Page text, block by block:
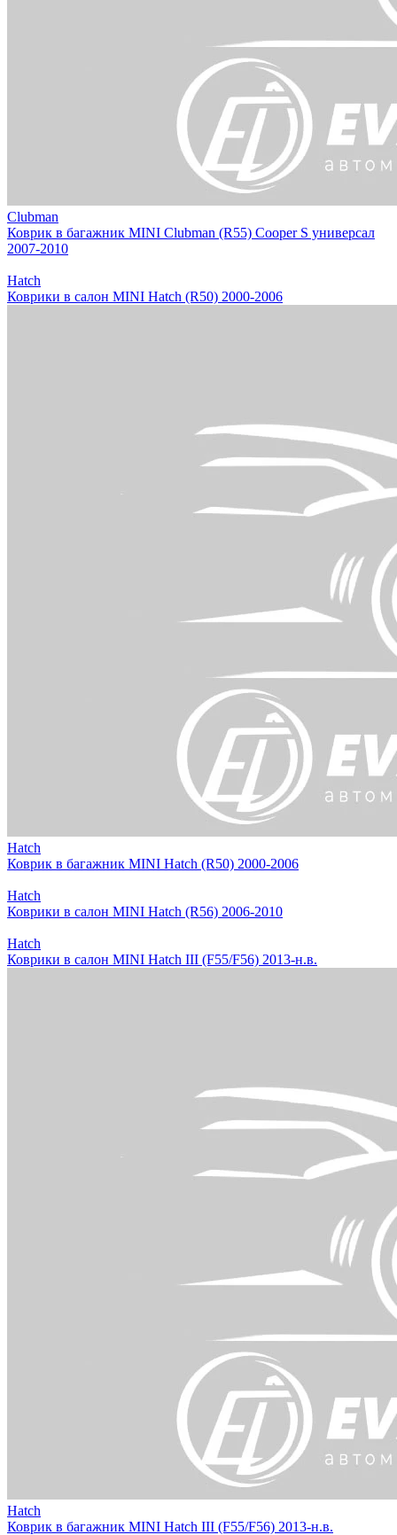
Clubman
Коврик в багажник MINI Clubman (R55) Cooper S универсал
2007-2010
Hatch
Коврики в салон MINI Hatch (R50) 2000-2006
Hatch
Коврик в багажник MINI Hatch (R50) 2000-2006
Hatch
Коврики в салон MINI Hatch (R56) 2006-2010
Hatch
Коврики в салон MINI Hatch III (F55/F56) 2013-н.в.
Hatch
Коврик в багажник MINI Hatch III (F55/F56) 2013-н.в.